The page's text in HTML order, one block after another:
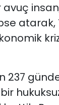
atarak,
237